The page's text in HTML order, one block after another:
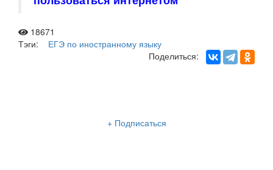
18671
Тэги:
ЕГЭ по иностранному языку
Поделиться:
+ Подписаться